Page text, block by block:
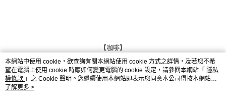
【咖啡】
本網站中使用 cookie，欲查詢有關本網站使用 cookie 方式之詳情，及若您不希
望在電腦上使用 cookie 時應如何變更電腦的 cookie 設定，請參閱本網站「 隱私
權條款 」之 Cookie 聲明。您繼續使用本網站即表示您同意本公司得按本網站使
用條款之 Cookie 聲明使用 cookie。
了解更多 >